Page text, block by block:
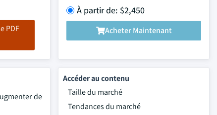
PDF
À partir de: $2,450
Acheter Maintenant
de
Accéder au contenu
Taille du marché
Tendances du marché